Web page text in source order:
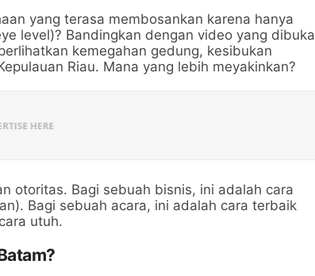
yang terasa membosankan karena hanya
level)? Bandingkan dengan video yang dibuka
kemegahan gedung, kesibukan
Riau. Mana yang lebih meyakinkan?
otoritas. Bagi sebuah bisnis, ini adalah cara
Bagi sebuah acara, ini adalah cara terbaik
utuh.